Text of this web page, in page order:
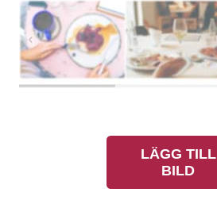
LÄGG TILL
BILD